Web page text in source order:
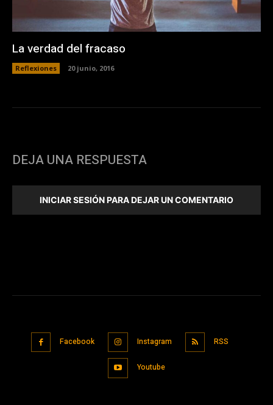
La verdad del fracaso
Reflexiones 20 junio, 2016
DEJA UNA RESPUESTA
INICIAR SESIÓN PARA DEJAR UN COMENTARIO
Facebook Instagram RSS
Youtube